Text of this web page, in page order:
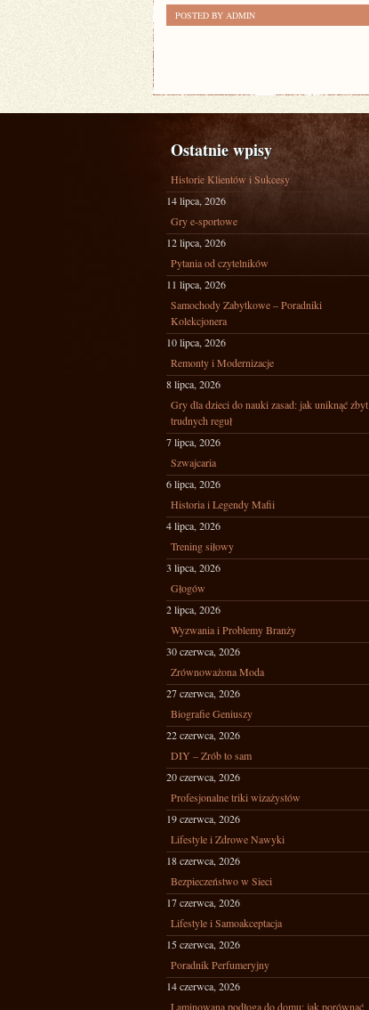
POSTED BY ADMIN
Ostatnie wpisy
Historie Klientów i Sukcesy
14 lipca, 2026
Gry e-sportowe
12 lipca, 2026
Pytania od czytelników
11 lipca, 2026
Samochody Zabytkowe – Poradniki
Kolekcjonera
10 lipca, 2026
Remonty i Modernizacje
8 lipca, 2026
Gry dla dzieci do nauki zasad: jak uniknąć zbyt
trudnych reguł
7 lipca, 2026
Szwajcaria
6 lipca, 2026
Historia i Legendy Mafii
4 lipca, 2026
Trening siłowy
3 lipca, 2026
Głogów
2 lipca, 2026
Wyzwania i Problemy Branży
30 czerwca, 2026
Zrównoważona Moda
27 czerwca, 2026
Biografie Geniuszy
22 czerwca, 2026
DIY – Zrób to sam
20 czerwca, 2026
Profesjonalne triki wizażystów
19 czerwca, 2026
Lifestyle i Zdrowe Nawyki
18 czerwca, 2026
Bezpieczeństwo w Sieci
17 czerwca, 2026
Lifestyle i Samoakceptacja
15 czerwca, 2026
Poradnik Perfumeryjny
14 czerwca, 2026
Laminowana podłoga do domu: jak porównać